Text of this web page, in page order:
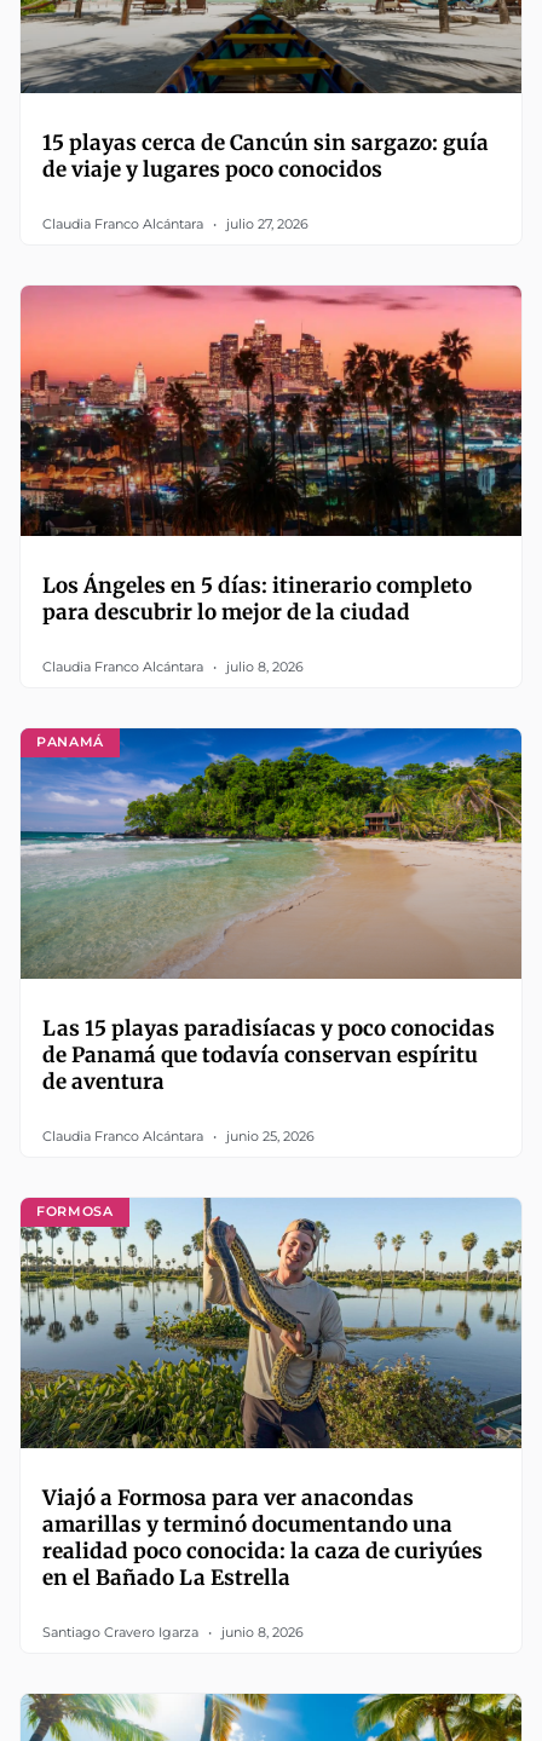
15 playas cerca de Cancún sin sargazo: guía
de viaje y lugares poco conocidos
Claudia Franco Alcántara julio 27, 2026
Los Ángeles en 5 días: itinerario completo
para descubrir lo mejor de la ciudad
Claudia Franco Alcántara julio 8, 2026
PANAMÁ
Las 15 playas paradisíacas y poco conocidas
de Panamá que todavía conservan espíritu
de aventura
Claudia Franco Alcántara junio 25, 2026
FORMOSA
Viajó a Formosa para ver anacondas
amarillas y terminó documentando una
realidad poco conocida: la caza de curiyúes
en el Bañado La Estrella
Santiago Cravero Igarza junio 8, 2026